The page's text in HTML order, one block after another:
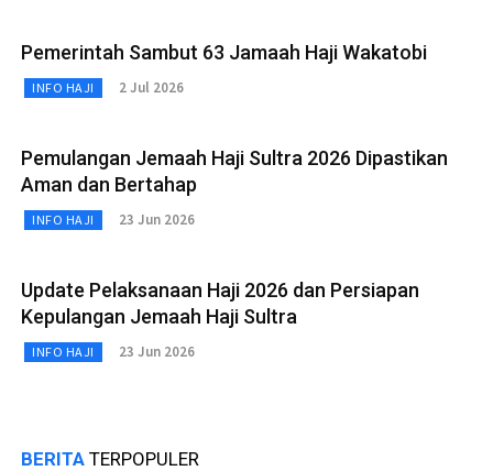
Pemerintah Sambut 63 Jamaah Haji Wakatobi
INFO HAJI 2 Jul 2026
Pemulangan Jemaah Haji Sultra 2026 Dipastikan
Aman dan Bertahap
INFO HAJI 23 Jun 2026
Update Pelaksanaan Haji 2026 dan Persiapan
Kepulangan Jemaah Haji Sultra
INFO HAJI 23 Jun 2026
BERITA TERPOPULER